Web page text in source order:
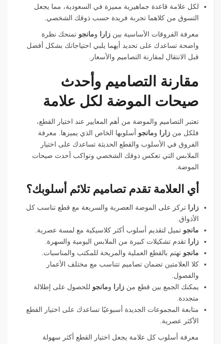
لكل علامة قاعدة جماهيرية مميزة في السعودية، مما يجعل
التسوق من كلاهما تجربة فريدة حسب ذوقك الشخصي.
معرفة الفروقات الأساسية بين زارا ومانجو تمنحك نظرة
واضحة تساعدك على تحديد أيهما يلبي احتياجاتك بشكل أفضل
قبل الانتقال لمقارنة التصاميم والأسعار.
مقارنة التصاميم وأحدث
صيحات الموضة لكل علامة
تعتبر التصاميم والموضة من أهم المعايير عند اختيار القطع،
فلكل من زارا ومانجو أسلوبها الخاص الذي يميزها. معرفة
الفروق في الأسلوب والقطع الحديثة تساعدك على اختيار
الملابس التي تعكس ذوقك الشخصي وتواكب أحدث صيحات
الموضة.
أي العلامة تقدم تصاميم تلائم أسلوبك؟
زارا
تركز على الموضة العصرية والسريعة مع قطع تناسب كل
الأذواق.
مانجو تميل لتقديم أسلوب أكثر كلاسيكية مع لمسة عصرية.
زارا
تقدم تشكيلات كبيرة من الملابس اليومية والسهرة.
مانجو تهتم بالقطع العملية والمريحة للمكتب والمناسبات.
كلا العلامتين تضمان تصاميم تتناسب مع مختلف الأعمار
والفصول.
يمكنك الجمع بين قطع من زارا ومانجو للحصول على إطلالة
متجددة.
متابعة المجموعات الجديدة أسبوعيًا تساعدك على اختيار القطع
الأكثر عصرية.
معرفة أسلوب كل علامة يجعل اختيار القطع أكثر سهولة